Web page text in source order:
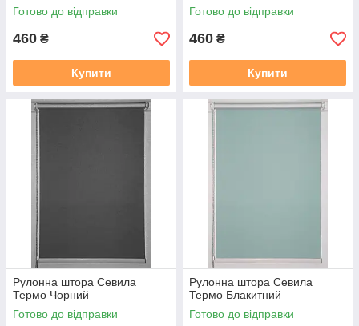
Готово до відправки
460 ₴
Купити
Готово до відправки
460 ₴
Купити
Рулонна штора Севила
Термо Чорний
Готово до відправки
Рулонна штора Севила
Термо Блакитний
Готово до відправки